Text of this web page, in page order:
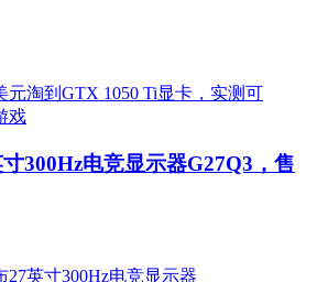
300Hz电竞显示器G27Q3，售